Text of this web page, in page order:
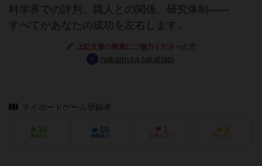
科学界での評判、職人との関係、研究体制――
すべてがあなたの成功を左右します。
上記文章の執筆にご協力くださった方
nakamura takahasi
マイボードゲーム登録者
15
興味あり
10
経験あり
1
お気に入り
9
持ってる